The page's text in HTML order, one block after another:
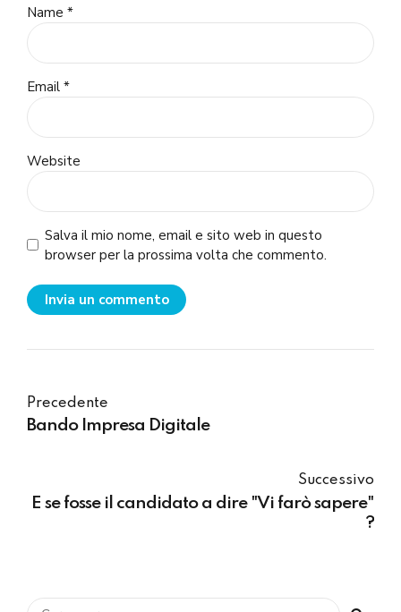
Name *
Email *
Website
Salva il mio nome, email e sito web in questo
browser per la prossima volta che commento.
Invia un commento
Precedente
Bando Impresa Digitale
Successivo
E se fosse il candidato a dire "Vi farò sapere"
?